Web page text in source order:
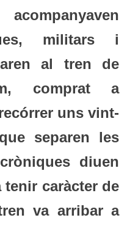
militars i
al tren de
comprat a
uns vint-
separen les
diuen
tenir caràcter de
va arribar a